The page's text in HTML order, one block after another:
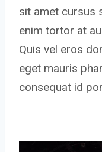
sit amet cursus
enim tortor at
Quis vel eros
eget mauris
consequat id